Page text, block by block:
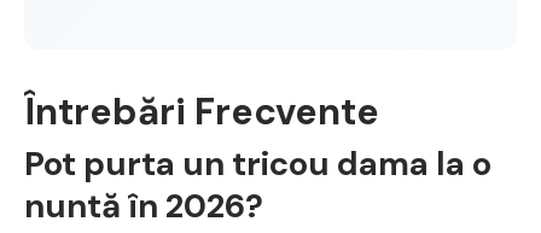
Întrebări Frecvente
Pot purta un tricou dama la o
nuntă în 2026?